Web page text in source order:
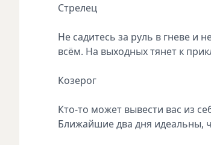
Стрелец
Не садитесь за руль в гневе и
всём. На выходных тянет к
Козерог
Кто-то может вывести вас из
Ближайшие два дня идеальны,